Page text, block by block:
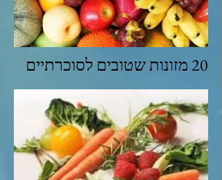
20 מזונות שטובים לסוכרתיים